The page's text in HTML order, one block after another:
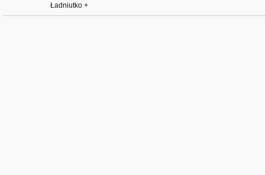
Ładniutko +